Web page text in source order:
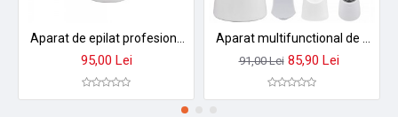
95,00 Lei 91,00 Lei 85,90 Lei